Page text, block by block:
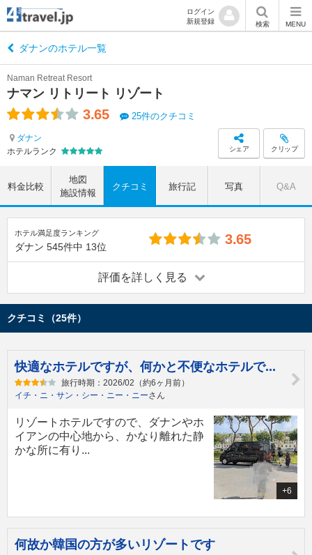
ログイン
新規登録
検索 MENU
ダナンのホテル一覧
ナマン リトリート リゾート
Naman Retreat Resort
3.65 25件のクチコミ
ダナン
ホテルランク
シェア クリップ
料金比較
地図
施設情報
クチコミ 旅行記 写真 Q&A
ホテル満足度ランキング
ダナン 545件中 13位 3.65
評価を詳しく見る
クチコミ（25件）
快適なホテルですが、何かと不便なホテルで...
旅行時期：2026/02（約6ヶ月前）
イチ・ニ・サン・シー・ニー・ニーさん
+6
リゾートホテルですので、ダナンやホ
イアンの中心地から、かなり離れた静
かな所に有り...
何故か韓国の方が多いリゾートです